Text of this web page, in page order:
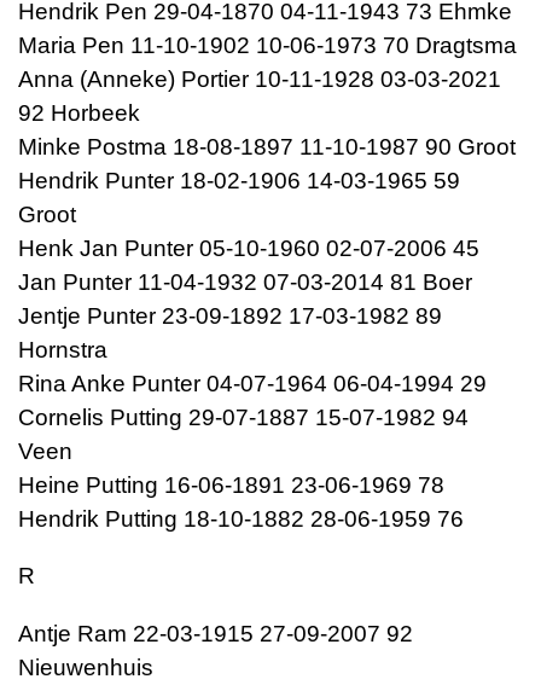
Hendrik Pen 29-04-1870 04-11-1943 73 Ehmke
Maria Pen 11-10-1902 10-06-1973 70 Dragtsma
Anna (Anneke) Portier 10-11-1928 03-03-2021
92 Horbeek
Minke Postma 18-08-1897 11-10-1987 90 Groot
Hendrik Punter 18-02-1906 14-03-1965 59
Groot
Henk Jan Punter 05-10-1960 02-07-2006 45
Jan Punter 11-04-1932 07-03-2014 81 Boer
Jentje Punter 23-09-1892 17-03-1982 89
Hornstra
Rina Anke Punter 04-07-1964 06-04-1994 29
Cornelis Putting 29-07-1887 15-07-1982 94
Veen
Heine Putting 16-06-1891 23-06-1969 78
Hendrik Putting 18-10-1882 28-06-1959 76
R
Antje Ram 22-03-1915 27-09-2007 92
Nieuwenhuis